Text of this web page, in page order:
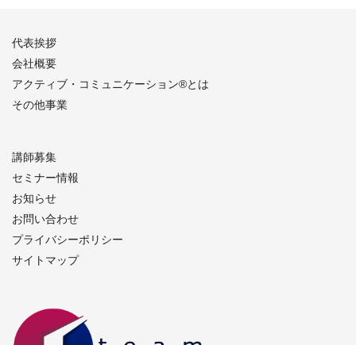
代表挨拶
会社概要
アクティブ・コミュニケーション®︎とは
その他事業
講師募集
セミナー情報
お知らせ
お問い合わせ
プライバシーポリシー
サイトマップ